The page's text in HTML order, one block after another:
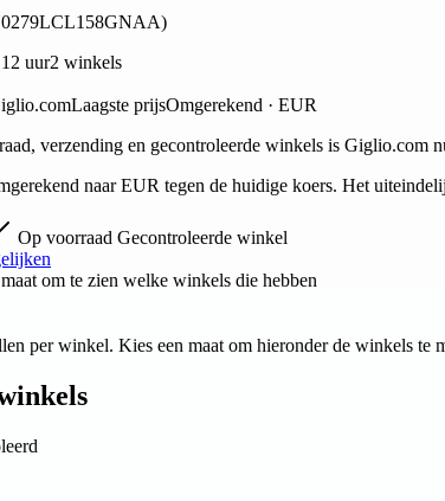
uur2 winkels
Laagste prijsOmgerekend · EUR
verzending en gecontroleerde winkels is Giglio.com
naar EUR tegen de huidige koers. Het
Op voorraad Gecontroleerde winkel
om te zien welke winkels die hebben
per winkel. Kies een maat om hieronder de winkels te